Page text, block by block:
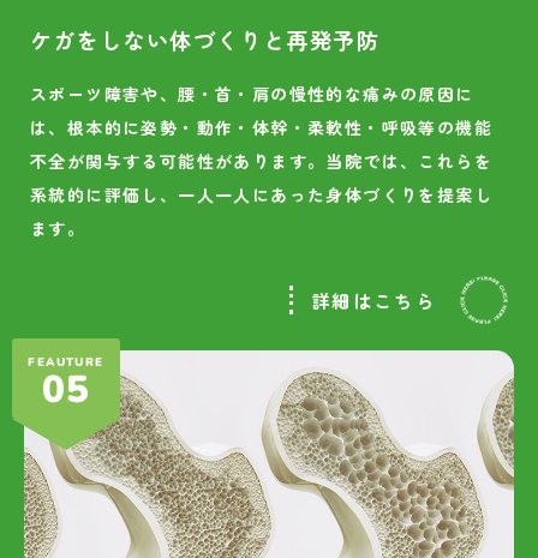
ケガをしない体づくりと再発予防
スポーツ障害や、腰・首・肩の慢性的な痛みの原因に
は、根本的に姿勢・動作・体幹・柔軟性・呼吸等の機能
不全が関与する可能性があります。当院では、これらを
系統的に評価し、一人一人にあった身体づくりを提案し
ます。
詳細はこちら
FEAUTURE
05